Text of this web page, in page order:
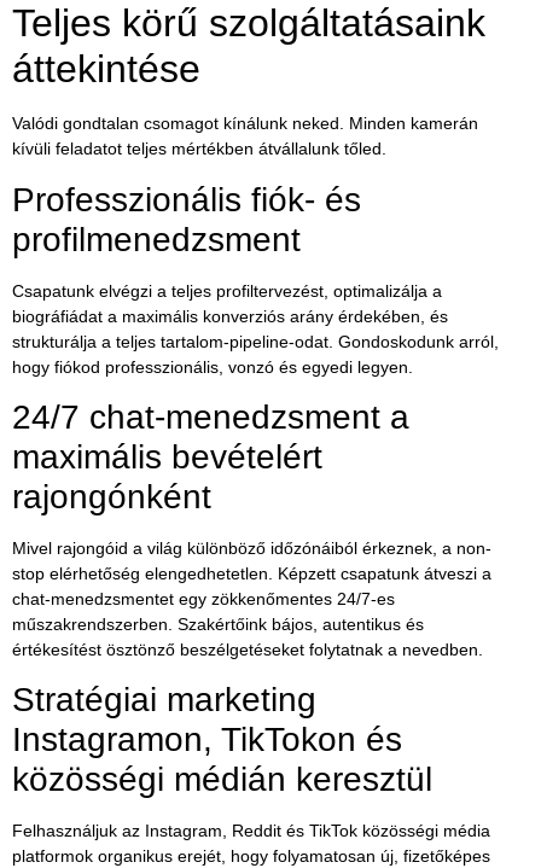
Teljes körű szolgáltatásaink
áttekintése
Valódi gondtalan csomagot kínálunk neked. Minden kamerán
kívüli feladatot teljes mértékben átvállalunk tőled.
Professzionális fiók- és
profilmenedzsment
Csapatunk elvégzi a teljes profiltervezést, optimalizálja a
biográfiádat a maximális konverziós arány érdekében, és
strukturálja a teljes tartalom-pipeline-odat. Gondoskodunk arról,
hogy fiókod professzionális, vonzó és egyedi legyen.
24/7 chat-menedzsment a
maximális bevételért
rajongónként
Mivel rajongóid a világ különböző időzónáiból érkeznek, a non-
stop elérhetőség elengedhetetlen. Képzett csapatunk átveszi a
chat-menedzsmentet egy zökkenőmentes 24/7-es
műszakrendszerben . Szakértőink bájos, autentikus és
értékesítést ösztönző beszélgetéseket folytatnak a nevedben.
Stratégiai marketing
Instagramon, TikTokon és
közösségi médián keresztül
Felhasználjuk az Instagram, Reddit és TikTok közösségi média
platformok organikus erejét, hogy folyamatosan új, fizetőképes